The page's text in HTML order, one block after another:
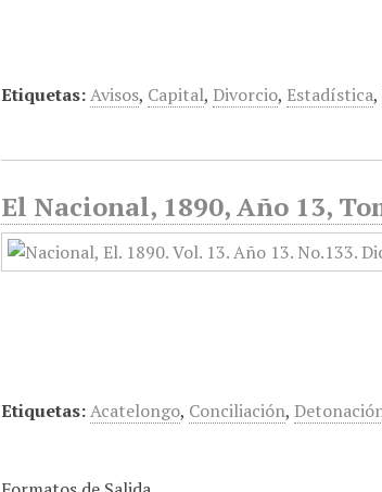
Etiquetas:Avisos, Capital, Divorcio, Estadística,
El Nacional, 1890, Año 13,
Etiquetas:Acatelongo, Conciliación,